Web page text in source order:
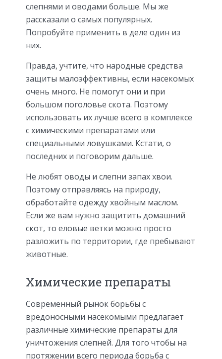
слепнями и оводами больше. Мы же
рассказали о самых популярных.
Попробуйте применить в деле один из
них.
Правда, учтите, что народные средства
защиты малоэффективны, если насекомых
очень много. Не помогут они и при
большом поголовье скота. Поэтому
использовать их лучше всего в комплексе
с химическими препаратами или
специальными ловушками. Кстати, о
последних и поговорим дальше.
Не любят оводы и слепни запах хвои.
Поэтому отправляясь на природу,
обработайте одежду хвойным маслом.
Если же вам нужно защитить домашний
скот, то еловые ветки можно просто
разложить по территории, где пребывают
животные.
Химические препараты
Современный рынок борьбы с
вредоносными насекомыми предлагает
различные химические препараты для
уничтожения слепней. Для того чтобы на
протяжении всего периода борьба с